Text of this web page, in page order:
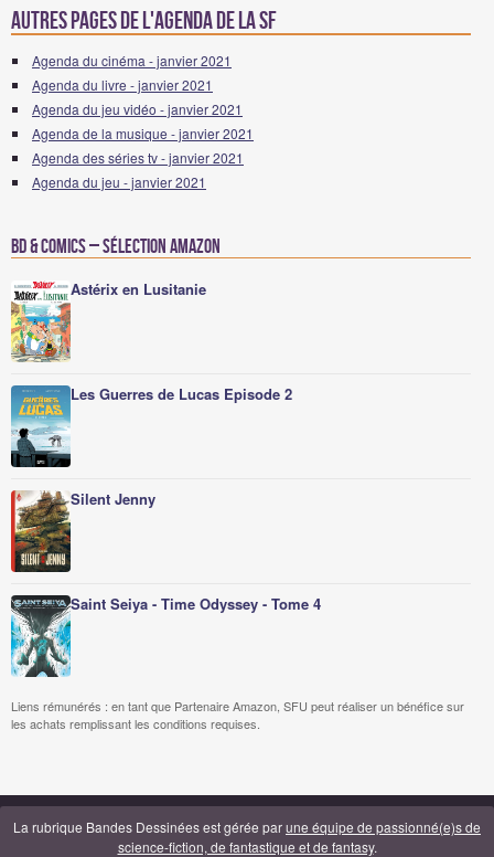
Autres pages de l'agenda de la SF
Agenda du cinéma - janvier 2021
Agenda du livre - janvier 2021
Agenda du jeu vidéo - janvier 2021
Agenda de la musique - janvier 2021
Agenda des séries tv - janvier 2021
Agenda du jeu - janvier 2021
BD & Comics – Sélection Amazon
Astérix en Lusitanie
Les Guerres de Lucas Episode 2
Silent Jenny
Saint Seiya - Time Odyssey - Tome 4
Liens rémunérés : en tant que Partenaire Amazon, SFU peut réaliser un bénéfice sur
les achats remplissant les conditions requises.
La rubrique Bandes Dessinées est gérée parune équipe de passionné(e)s de
science-fiction, de fantastique et de fantasy.